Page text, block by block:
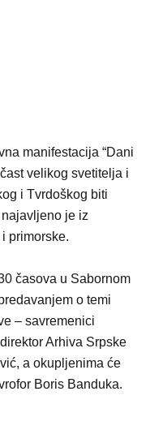
manifestacija “Dani
velikog svetitelja i
i Tvrdoškog biti
je iz
primorske.
časova u Sabornom
o temi
– savremenici
Arhiva Srpske
a okupljenima će
Boris Banduka.